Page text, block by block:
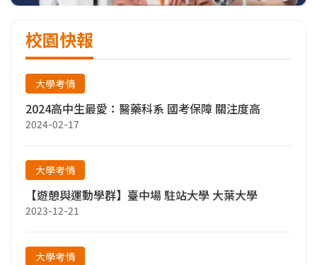
校園快報
大學考情
2024高中生最愛：醫藥科系 國考保障 關注度高
2024-02-17
大學考情
【遊憩與運動學群】臺中場 駐站大學 大葉大學
2023-12-21
大學考情